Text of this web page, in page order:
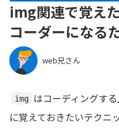
img関連で覚え
コーダーになる
web兄さん
img はコーディングす
に覚えておきたいテクニ